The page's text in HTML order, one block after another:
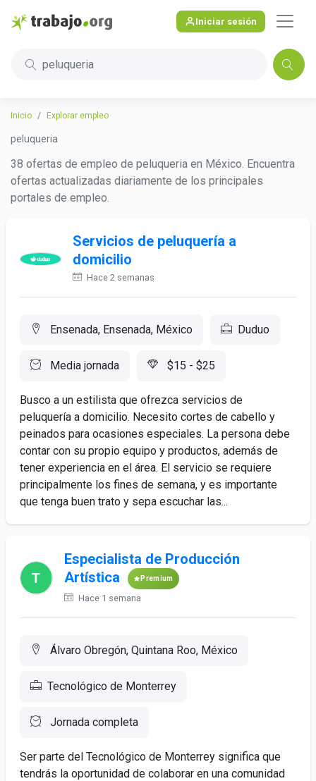
Iniciar sesión
peluqueria
Inicio Explorar empleo
peluqueria
38 ofertas de empleo de peluqueria en México. Encuentra
ofertas actualizadas diariamente de los principales
portales de empleo.
Servicios de peluquería a
domicilio
Hace 2 semanas
Ensenada, Ensenada, México Duduo
Media jornada $15 - $25
Busco a un estilista que ofrezca servicios de
peluquería a domicilio. Necesito cortes de cabello y
peinados para ocasiones especiales. La persona debe
contar con su propio equipo y productos, además de
tener experiencia en el área. El servicio se requiere
principalmente los fines de semana, y es importante
que tenga buen trato y sepa escuchar las...
Especialista de Producción
Artística
Premium
Hace 1 semana
Álvaro Obregón, Quintana Roo, México
Tecnológico de Monterrey
Jornada completa
Ser parte del Tecnológico de Monterrey significa que
tendrás la oportunidad de colaborar en una comunidad